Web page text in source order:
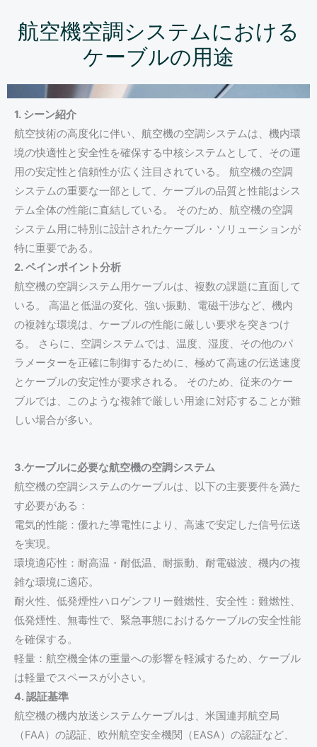
航空機空調システムにおける
ケーブルの用途
1. シーン紹介
航空技術の高度化に伴い、航空機の空調システムは、機内環
境の快適性と安全性を確保する中核システムとして、その運
用の安定性と信頼性が広く注目されている。 航空機の空調
システムの重要な一部として、ケーブルの品質と性能はシス
テム全体の性能に直結している。 そのため、航空機の空調
システム用に特別に設計されたケーブル・ソリューションが
特に重要である。
2. ペインポイント分析
航空機の空調システム用ケーブルは、複数の課題に直面して
いる。 高温と低温の変化、強い振動、電磁干渉など、機内
の複雑な環境は、ケーブルの性能に厳しい要求を突きつけ
る。 さらに、空調システムでは、温度、湿度、その他のパ
ラメーターを正確に制御するために、極めて高速の伝送速度
とケーブルの安定性が要求される。 そのため、従来のケー
ブルでは、このような複雑で厳しい用途に対応することが難
しい場合が多い。
3.ケーブルに必要な航空機の空調システム
航空機の空調システムのケーブルは、以下の主要要件を満た
す必要がある：
電気的性能：優れた導電性により、高速で安定した信号伝送
を実現。
環境適応性：耐高温・耐低温、耐振動、耐電磁波、機内の複
雑な環境に適応。
耐火性、低発煙性ハロゲンフリー難燃性、安全性：難燃性、
低発煙性、無毒性で、緊急事態におけるケーブルの安全性能
を確保する。
軽量：航空機全体の重量への影響を軽減するため、ケーブル
は軽量でスペースが小さい。
4. 認証基準
航空機の機内放送システムケーブルは、米国連邦航空局
（FAA）の認証、欧州航空安全機関（EASA）の認証など、